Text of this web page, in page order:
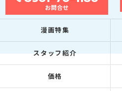
お問合せ
漫画特集
スタッフ紹介
価格